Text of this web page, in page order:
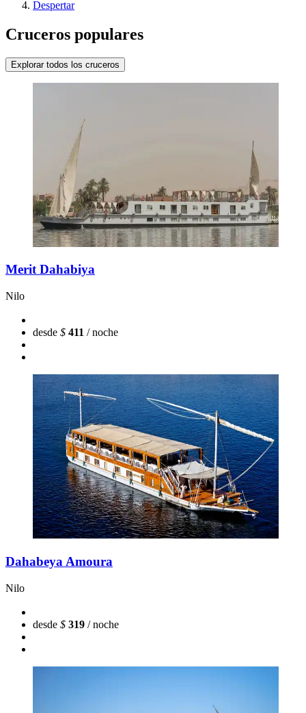
Despertar
Cruceros populares
Explorar todos los cruceros
Merit Dahabiya
Nilo
desde $ 411 / noche
Dahabeya Amoura
Nilo
desde $ 319 / noche